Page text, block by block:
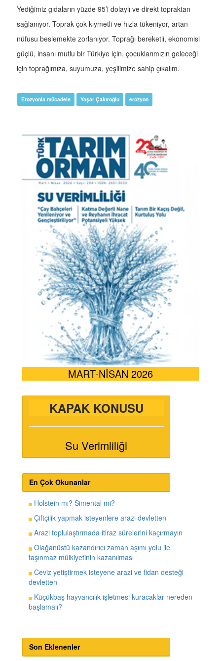
Yediğimiz gıdaların yüzde 95’i dolaylı ve direkt topraktan
sağlanıyor. Toprak çok kıymetli ve hızla tükeniyor, artan
nüfusu beslemekte zorlanıyor. Toprağı bereketli, ekonomisi
güçlü, insanı mutlu bir Türkiye için, çocuklarımızın geleceği
için toprağımıza, suyumuza, yeşilimize sahip çıkalım.
Erozyonla mücadele Yaşar Çakıroğlu erozyon
MART-NİSAN 2026
KAPAK KONUSU
Su Verimliliği
En Çok Okunanlar
Holstein mı? Simental mi?
Çiftçilik yapmak isteyenlere arazi devletten
Arazi toplulaştırmada itiraz sürelerini kaçırmayın
Olağanüstü kazandırıcı zaman aşımı yolu ile
taşınmaz mülkiyetinin kazanılması
Ceviz yetiştirmek isteyene arazi ve fidan desteği
devletten
Küçükbaş hayvancılık işletmesi kuracaklar nereden
başlamalı?
Son Eklenenler